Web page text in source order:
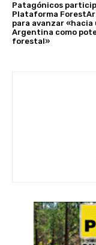
Patagónicos
Plataforma
para avanzar «hacia
Argentina como
forestal»